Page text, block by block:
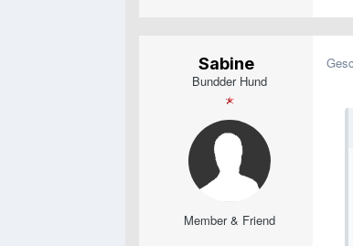
Sabine
Bundder Hund
Member & Friend